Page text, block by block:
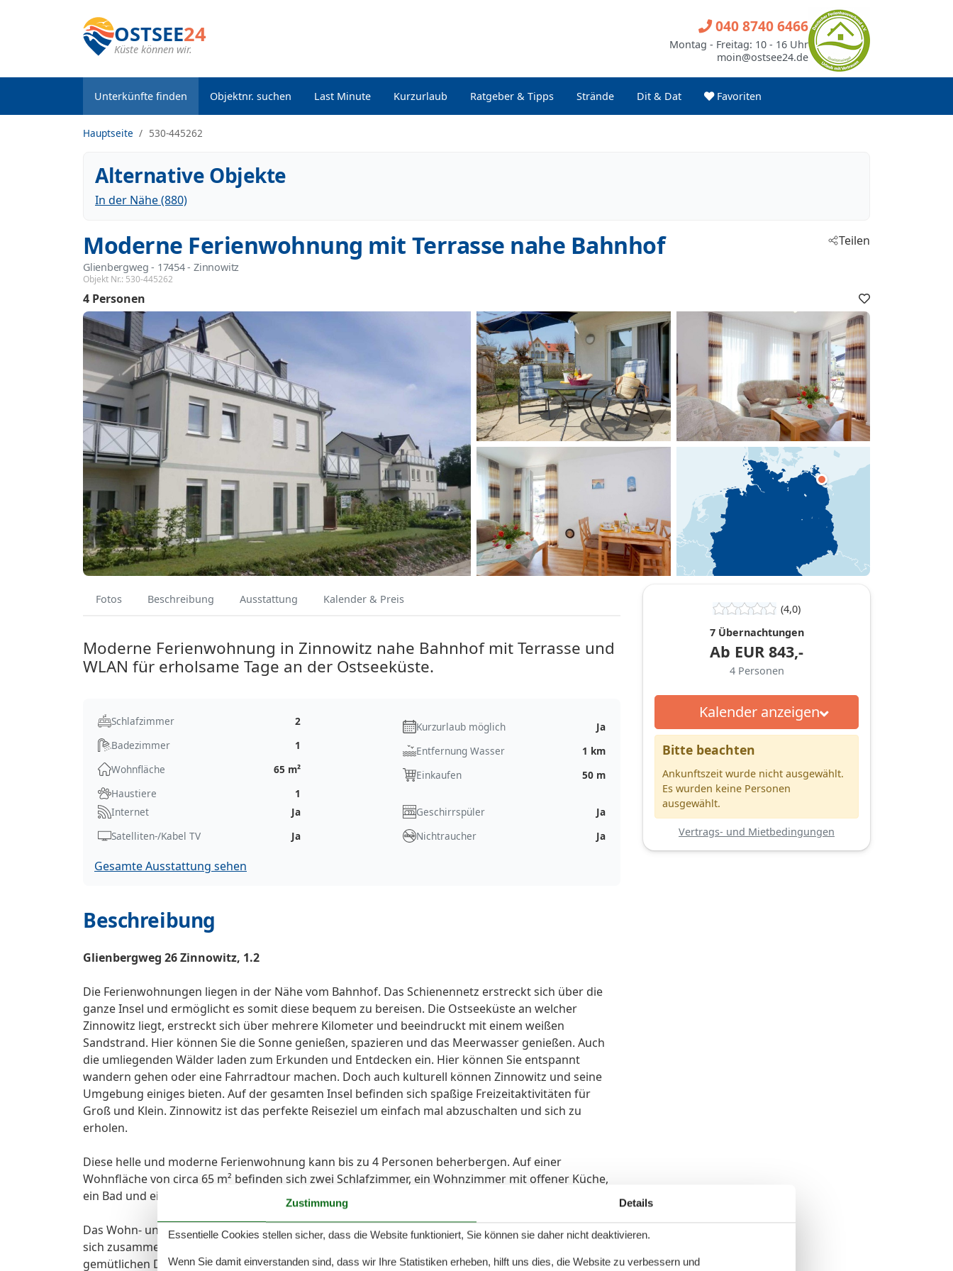
OSTSEE24
Küste können wir.
Unterkünfte finden Objektnr. suchen Last Minute Kurzurlaub Ratgeber & Tipps Strände Dit & Dat Favoriten
040 8740 6466
Montag - Freitag: 10 - 16 Uhr
moin@ostsee24.de
Hauptseite 530-445262
Alternative Objekte
In der Nähe (880)
Moderne Ferienwohnung mit Terrasse nahe Bahnhof
Glienbergweg - 17454 - Zinnowitz
Objekt Nr.: 530-445262
Teilen
4 Personen
Fotos Beschreibung Ausstattung Kalender & Preis
Moderne Ferienwohnung in Zinnowitz nahe Bahnhof mit Terrasse und
WLAN für erholsame Tage an der Ostseeküste.
Schlafzimmer
2
Badezimmer
1
Wohnfläche
65 m²
Haustiere
1
Kurzurlaub möglich
Ja
Entfernung Wasser
1 km
Einkaufen
50 m
Internet
Ja
Satelliten-/Kabel TV
Ja
Geschirrspüler
Ja
Nichtraucher
Ja
Gesamte Ausstattung sehen
Beschreibung
Glienbergweg 26 Zinnowitz, 1.2
Die Ferienwohnungen liegen in der Nähe vom Bahnhof. Das Schienennetz erstreckt sich über die
ganze Insel und ermöglicht es somit diese bequem zu bereisen. Die Ostseeküste an welcher
Zinnowitz liegt, erstreckt sich über mehrere Kilometer und beeindruckt mit einem weißen
Sandstrand. Hier können Sie die Sonne genießen, spazieren und das Meerwasser genießen. Auch
die umliegenden Wälder laden zum Erkunden und Entdecken ein. Hier können Sie entspannt
wandern gehen oder eine Fahrradtour machen. Doch auch kulturell können Zinnowitz und seine
Umgebung einiges bieten. Auf der gesamten Insel befinden sich spaßige Freizeitaktivitäten für
Groß und Klein. Zinnowitz ist das perfekte Reiseziel um einfach mal abzuschalten und sich zu
erholen.
Diese helle und moderne Ferienwohnung kann bis zu 4 Personen beherbergen. Auf einer
Wohnfläche von circa 65 m² befinden sich zwei Schlafzimmer, ein Wohnzimmer mit offener Küche,
ein Bad und eine Terrasse.
Das Wohn- und Esszimmer mit Fernseher und integrierter Küche bietet einen perfekten Raum um
sich zusammen in der Wohnung zu entspannen. Die zwei Schlafzimmer sind jeweils mit einem
gemütlichen Doppelbett ausgestattet. Das geräumige Badezimmer ist mit einer Dusche und einem
(4,0)
7 Übernachtungen
Ab EUR 843,-
4 Personen
Kalender anzeigen
Bitte beachten
Ankunftszeit wurde nicht ausgewählt.
Es wurden keine Personen
ausgewählt.
Vertrags- und Mietbedingungen
Zustimmung Details
Essentielle Cookies stellen sicher, dass die Website funktioniert, Sie können sie daher nicht deaktivieren.
Wenn Sie damit einverstanden sind, dass wir Ihre Statistiken erheben, hilft uns dies, die Website zu verbessern und